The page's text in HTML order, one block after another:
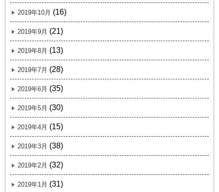
2019年10月 (16)
2019年9月 (21)
2019年8月 (13)
2019年7月 (28)
2019年6月 (35)
2019年5月 (30)
2019年4月 (15)
2019年3月 (38)
2019年2月 (32)
2019年1月 (31)